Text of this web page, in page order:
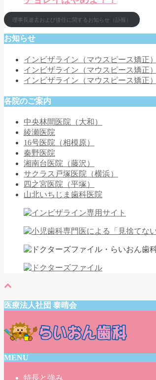
理事長逝去および後任に関するお知らせ（訃報）
お知らせ
インビザライン（マウスピース矯正
インビザライン（マウスピース矯正
インビザライン（マウスピース矯正
各院のご案内
中央林間医院（大和）
綾瀬医院
16号医院（相模原）
秦野医院
湘南台医院（藤沢）
サクラス戸塚医院（横浜）
四之宮医院（平塚）
山北いちじま歯科医院
医療法人社団 泰晴会
MENU
特長と強み